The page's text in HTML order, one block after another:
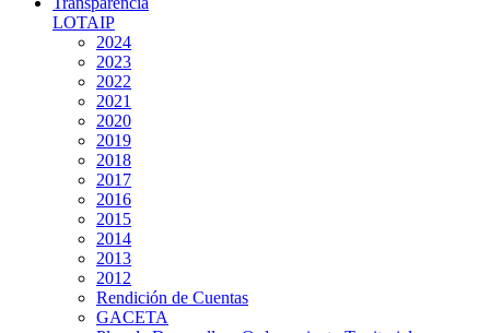
LOTAIP
2024
2023
2022
2021
2020
2019
2018
2017
2016
2015
2014
2013
2012
Rendición de Cuentas
GACETA